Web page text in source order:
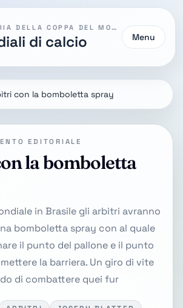
LA STORIA DELLA COPPA DEL MONDO
di calcio Menu
con la bomboletta spray
EDITORIALE
la bomboletta
in Brasile gli arbitri avranno
bomboletta spray con al quale
il punto del pallone e il punto
la barriera. Un giro di vite
di combattere quei fur